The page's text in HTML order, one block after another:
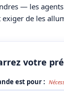
— les
exiger de les
votre
est pour :